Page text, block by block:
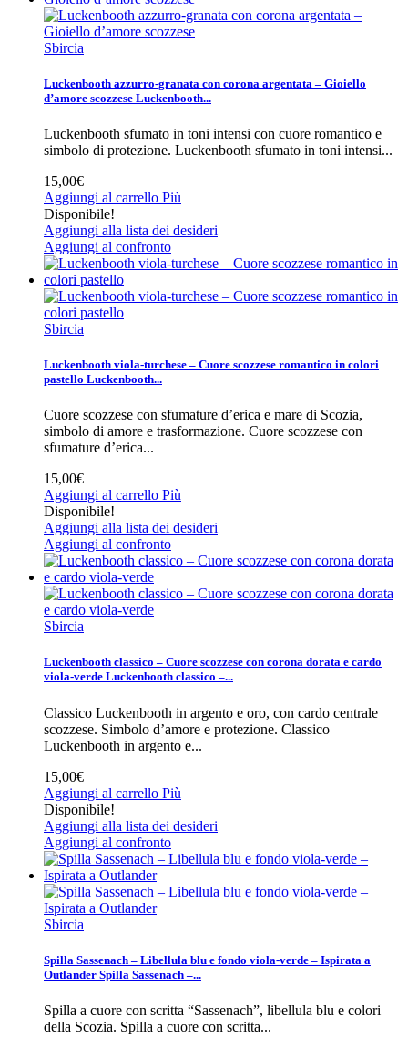
Sbircia
Luckenbooth azzurro-granata con corona argentata – Gioiello
d’amore scozzese Luckenbooth...
Luckenbooth sfumato in toni intensi con cuore romantico e
simbolo di protezione. Luckenbooth sfumato in toni intensi...
15,00€
Aggiungi al carrello Più
Disponibile!
Aggiungi alla lista dei desideri
Aggiungi al confronto
Sbircia
Luckenbooth viola-turchese – Cuore scozzese romantico in colori
pastello Luckenbooth...
Cuore scozzese con sfumature d’erica e mare di Scozia,
simbolo di amore e trasformazione. Cuore scozzese con
sfumature d’erica...
15,00€
Aggiungi al carrello Più
Disponibile!
Aggiungi alla lista dei desideri
Aggiungi al confronto
Sbircia
Luckenbooth classico – Cuore scozzese con corona dorata e cardo
viola-verde Luckenbooth classico –...
Classico Luckenbooth in argento e oro, con cardo centrale
scozzese. Simbolo d’amore e protezione. Classico
Luckenbooth in argento e...
15,00€
Aggiungi al carrello Più
Disponibile!
Aggiungi alla lista dei desideri
Aggiungi al confronto
Sbircia
Spilla Sassenach – Libellula blu e fondo viola-verde – Ispirata a
Outlander Spilla Sassenach –...
Spilla a cuore con scritta “Sassenach”, libellula blu e colori
della Scozia. Spilla a cuore con scritta...